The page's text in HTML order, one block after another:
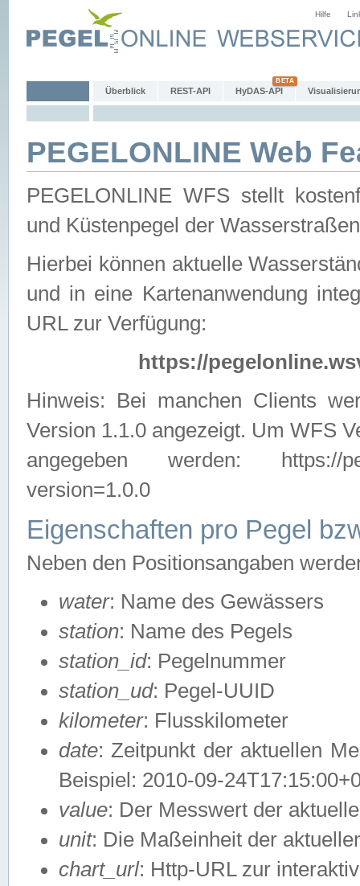
Hilfe
Überblick REST-API HyDAS-API
PEGELONLINE Web
PEGELONLINE WFS stellt
und Küstenpegel der
Hierbei können aktuelle
und in eine Kartenanwendung
URL zur Verfügung:
https://
Hinweis: Bei manchen Clients
Version 1.1.0 angezeigt. Um WFS
angegeben werden: https://
version=1.0.0
Eigenschaften pro Pegel
Neben den Positionsangaben
water: Name des Gewässers
station: Name des Pegels
station_id: Pegelnummer
station_ud: Pegel-UUID
kilometer: Flusskilometer
date: Zeitpunkt der aktuellen
Beispiel: 2010-09-
value: Der Messwert der
unit: Die Maßeinheit der
chart_url: Http-URL zur